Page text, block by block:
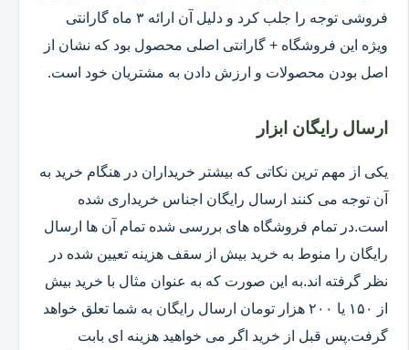
فروشی توجه را جلب کرد و دلیل آن ارائه ۳ ماه گارانتی
ویژه این فروشگاه + گارانتی اصلی محصول بود که نشان از
اصل بودن محصولات و ارزش دادن به مشتریان خود است.
ارسال رایگان ابزار
یکی از مهم ترین نکاتی که بیشتر خریداران در هنگام خرید به
آن توجه می کنند ارسال رایگان اجناس خریداری شده
است.در تمام فروشگاه های بررسی شده تمام آن ها ارسال
رایگان را منوط به خرید بیش از سقف هزینه تعیین شده در
نظر گرفته اند.به این صورت که به عنوان مثال با خرید بیش
از ۱۵۰ یا ۲۰۰ هزار تومان ارسال رایگان به شما تعلق خواهد
گرفت.پس قبل از خرید اگر می خواهید هزینه ای بابت